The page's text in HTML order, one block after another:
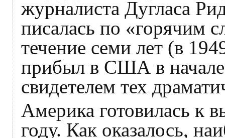
журналиста Дугласа
писалась по «горячим
течение семи лет (в
прибыл в США в
свидетелем тех
Америка готовилась к
году. Как оказалось,